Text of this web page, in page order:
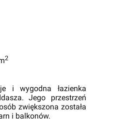
2
i wygodna łazienka
Jego przestrzeń
zwiększona została
i balkonów.